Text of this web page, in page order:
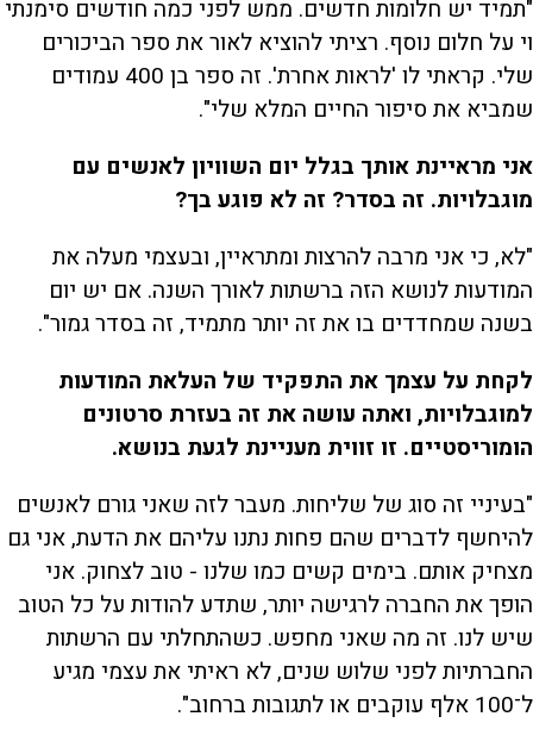
"תמיד יש חלומות חדשים. ממש לפני כמה חודשים סימנתי
וי על חלום נוסף. רציתי להוציא לאור את ספר הביכורים
שלי. קראתי לו 'לראות אחרת'. זה ספר בן 400 עמודים
שמביא את סיפור החיים המלא שלי".
אני מראיינת אותך בגלל יום השוויון לאנשים עם
מוגבלויות. זה בסדר? זה לא פוגע בך?
"לא, כי אני מרבה להרצות ומתראיין, ובעצמי מעלה את
המודעות לנושא הזה ברשתות לאורך השנה. אם יש יום
בשנה שמחדדים בו את זה יותר מתמיד, זה בסדר גמור".
לקחת על עצמך את התפקיד של העלאת המודעות
למוגבלויות, ואתה עושה את זה בעזרת סרטונים
הומוריסטיים. זו זווית מעניינת לגעת בנושא.
"בעיניי זה סוג של שליחות. מעבר לזה שאני גורם לאנשים
להיחשף לדברים שהם פחות נתנו עליהם את הדעת, אני גם
מצחיק אותם. בימים קשים כמו שלנו - טוב לצחוק. אני
הופך את החברה לרגישה יותר, שתדע להודות על כל הטוב
שיש לנו. זה מה שאני מחפש. כשהתחלתי עם הרשתות
החברתיות לפני שלוש שנים, לא ראיתי את עצמי מגיע
ל־100 אלף עוקבים או לתגובות ברחוב".